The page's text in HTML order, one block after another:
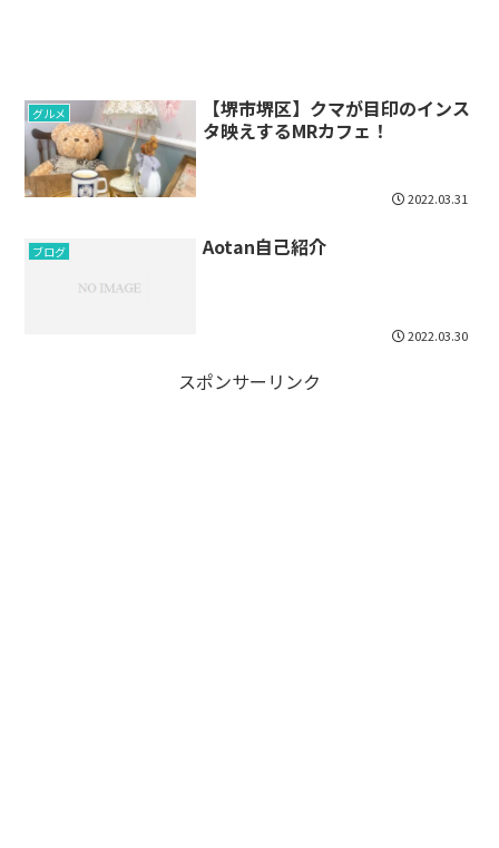
グルメ
【堺市堺区】クマが目印のインス
タ映えするMRカフェ！
2022.03.31
ブログ Aotan自己紹介
2022.03.30
スポンサーリンク